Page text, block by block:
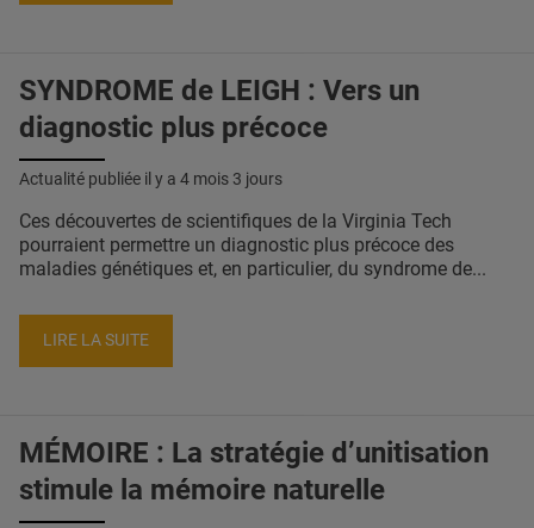
SYNDROME de LEIGH : Vers un
diagnostic plus précoce
Actualité publiée il y a 4 mois 3 jours
Ces découvertes de scientifiques de la Virginia Tech
pourraient permettre un diagnostic plus précoce des
maladies génétiques et, en particulier, du syndrome de...
LIRE LA SUITE
MÉMOIRE : La stratégie d’unitisation
stimule la mémoire naturelle